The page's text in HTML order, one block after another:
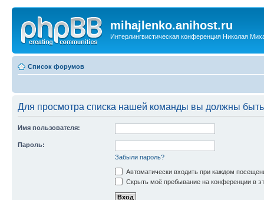
mihajlenko.anihost.ru
Интерлингвистическая конференция Николая
Список форумов
Для просмотра списка нашей команды вы должны
Имя пользователя:
Пароль:
Забыли пароль?
Автоматически входить при каждом
Скрыть моё пребывание на конференции в